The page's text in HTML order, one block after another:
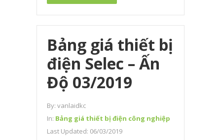
Bảng giá thiết bị
điện Selec – Ấn
Độ 03/2019
By: vanlaidkc
In: Bảng giá thiết bị điện công nghiệp
Last Updated: 06/03/2019